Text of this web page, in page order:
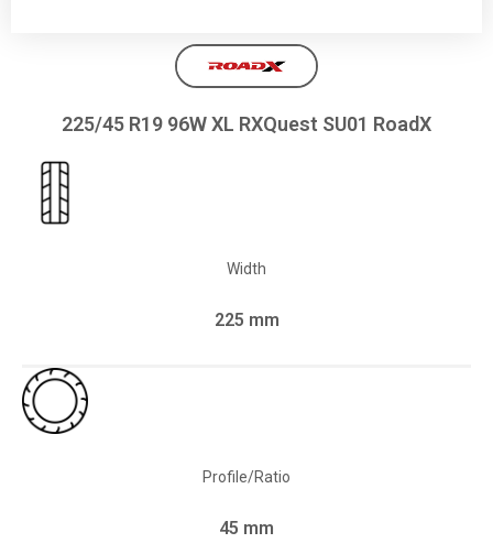
225/45 R19 96W XL RXQuest SU01 RoadX
Width
225 mm
Profile/Ratio
45 mm